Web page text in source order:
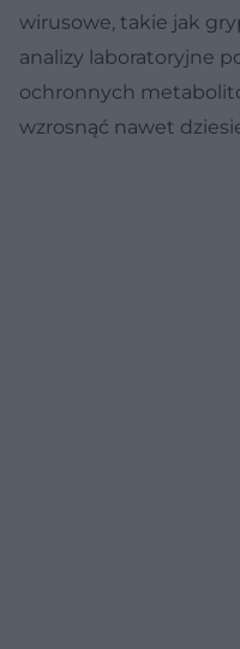
wirusowe, takie jak
analizy laboratoryjne
ochronnych
wzrosnąć nawet